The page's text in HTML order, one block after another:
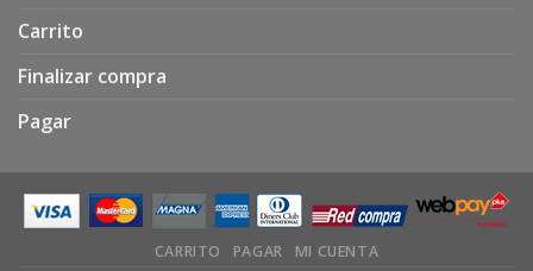
Carrito
Finalizar compra
Pagar
CARRITO PAGAR MI CUENTA